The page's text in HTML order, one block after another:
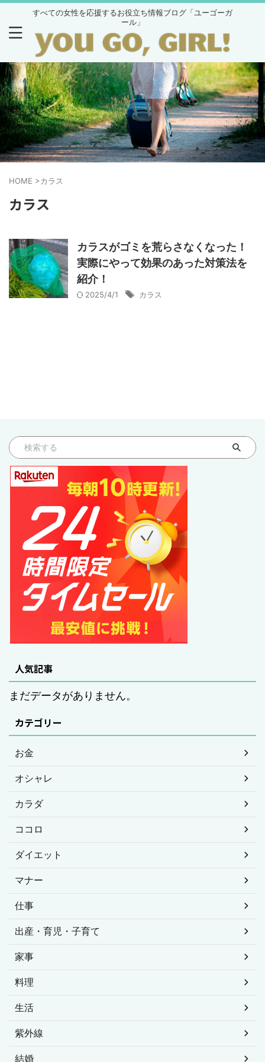
すべての女性を応援するお役立ち情報ブログ「ユーゴーガ
ール」
HOME >カラス
カラス
カラスがゴミを荒らさなくなった！
実際にやって効果のあった対策法を
紹介！
2025/4/1 カラス
人気記事
まだデータがありません。
カテゴリー
お金
オシャレ
カラダ
ココロ
ダイエット
マナー
仕事
出産・育児・子育て
家事
料理
生活
紫外線
結婚